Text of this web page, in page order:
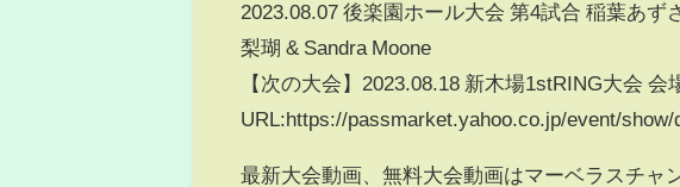
2023.08.07 後楽園ホール大会 第4試合 稲葉あず
梨瑚 & Sandra Moone
【次の大会】2023.08.18 新木場1stRING大会
URL:https://passmarket.yahoo.co.jp/event/show/
最新大会動画、無料大会動画はマーベラスチャ